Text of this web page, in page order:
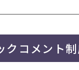
クコメント制